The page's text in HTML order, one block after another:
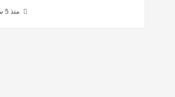
منذ 5 سنوات